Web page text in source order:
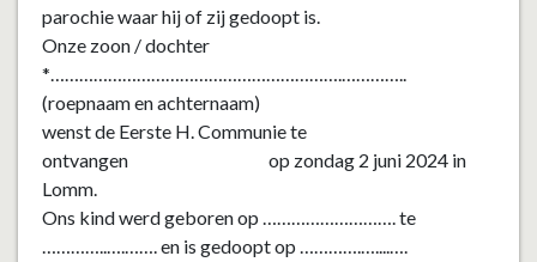
parochie waar hijof zij gedoopt is.
Onze zoon / dochter
*…………………………………………………….…………..
(roepnaam en achternaam)
wenst de Eerste H. Communie te
ontvangen op zondag 2 juni 2024 in
Lomm.
Ons kind werd geboren op ………………………. te
…………..….……. en is gedooptop ………….…....….